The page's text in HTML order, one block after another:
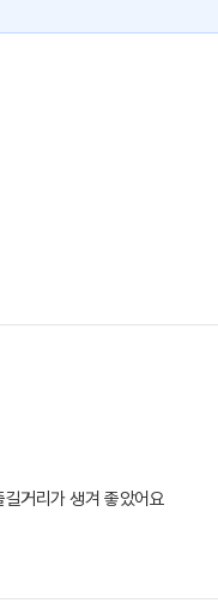
거리가 생겨 좋았어요